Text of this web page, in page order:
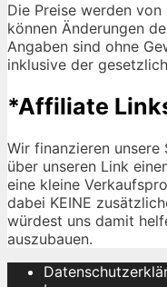
Die Preise werden
können Änderungen
Angaben sind ohne
inklusive der
*Affiliate
Wir finanzieren
über unseren Link
eine kleine
dabei KEINE
würdest uns damit
auszubauen.